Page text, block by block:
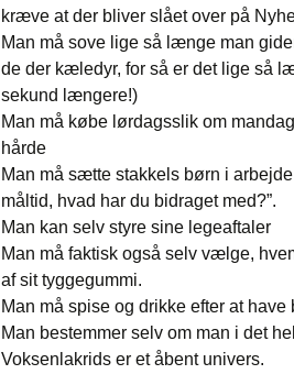
kræve at der bliver slået over på
Man må sove lige så længe man
de der kæledyr, for så er det lige så
sekund længere!)
Man må købe lørdagsslik om
hårde
Man må sætte stakkels børn i
måltid, hvad har du bidraget med?”.
Man kan selv styre sine legeaftaler
Man må faktisk også selv vælge,
af sit tyggegummi.
Man må spise og drikke efter at
Man bestemmer selv om man i det
Voksenlakrids er et åbent univers.